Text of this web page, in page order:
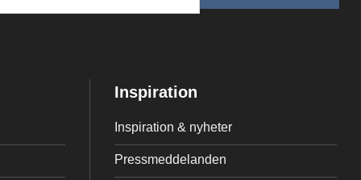
Inspiration
Inspiration & nyheter
Pressmeddelanden